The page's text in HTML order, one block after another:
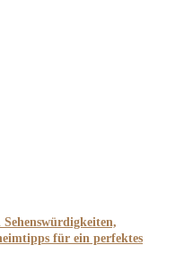
Sehenswürdigkeiten,
für ein perfektes